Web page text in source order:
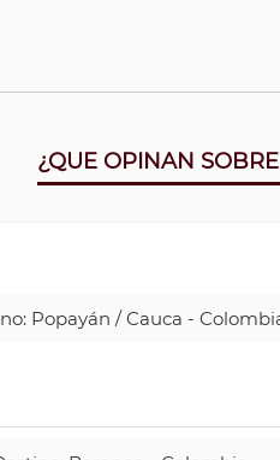
¿QUE OPINAN
Popayán / Cauca -